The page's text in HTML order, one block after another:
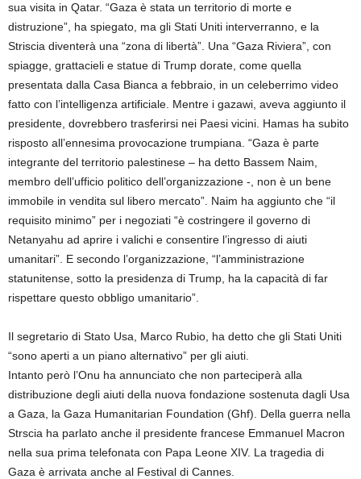
sua visita in Qatar. “Gaza è stata un territorio di morte e
distruzione”, ha spiegato, ma gli Stati Uniti interverranno, e la
Striscia diventerà una “zona di libertà”. Una “Gaza Riviera”, con
spiagge, grattacieli e statue di Trump dorate, come quella
presentata dalla Casa Bianca a febbraio, in un celeberrimo video
fatto con l’intelligenza artificiale. Mentre i gazawi, aveva aggiunto il
presidente, dovrebbero trasferirsi nei Paesi vicini. Hamas ha subito
risposto all’ennesima provocazione trumpiana. “Gaza è parte
integrante del territorio palestinese – ha detto Bassem Naim,
membro dell’ufficio politico dell’organizzazione -, non è un bene
immobile in vendita sul libero mercato”. Naim ha aggiunto che “il
requisito minimo” per i negoziati “è costringere il governo di
Netanyahu ad aprire i valichi e consentire l’ingresso di aiuti
umanitari”. E secondo l’organizzazione, “l’amministrazione
statunitense, sotto la presidenza di Trump, ha la capacità di far
rispettare questo obbligo umanitario”.
Il segretario di Stato Usa, Marco Rubio, ha detto che gli Stati Uniti
“sono aperti a un piano alternativo” per gli aiuti.
Intanto però l’Onu ha annunciato che non parteciperà alla
distribuzione degli aiuti della nuova fondazione sostenuta dagli Usa
a Gaza, la Gaza Humanitarian Foundation (Ghf). Della guerra nella
Strscia ha parlato anche il presidente francese Emmanuel Macron
nella sua prima telefonata con Papa Leone XIV. La tragedia di
Gaza è arrivata anche al Festival di Cannes.